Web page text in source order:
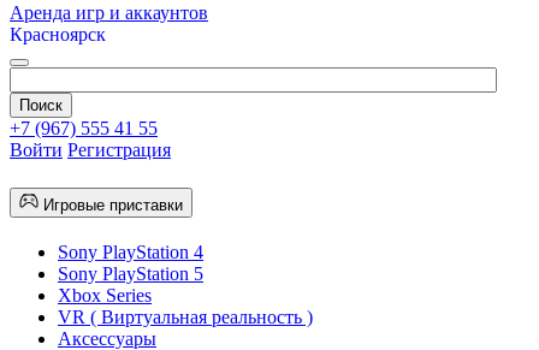
Аренда игр и аккаунтов
Красноярск
+7 (967) 555 41 55
Войти Регистрация
Игровые приставки
Sony PlayStation 4
Sony PlayStation 5
Xbox Series
VR ( Виртуальная реальность )
Аксессуары